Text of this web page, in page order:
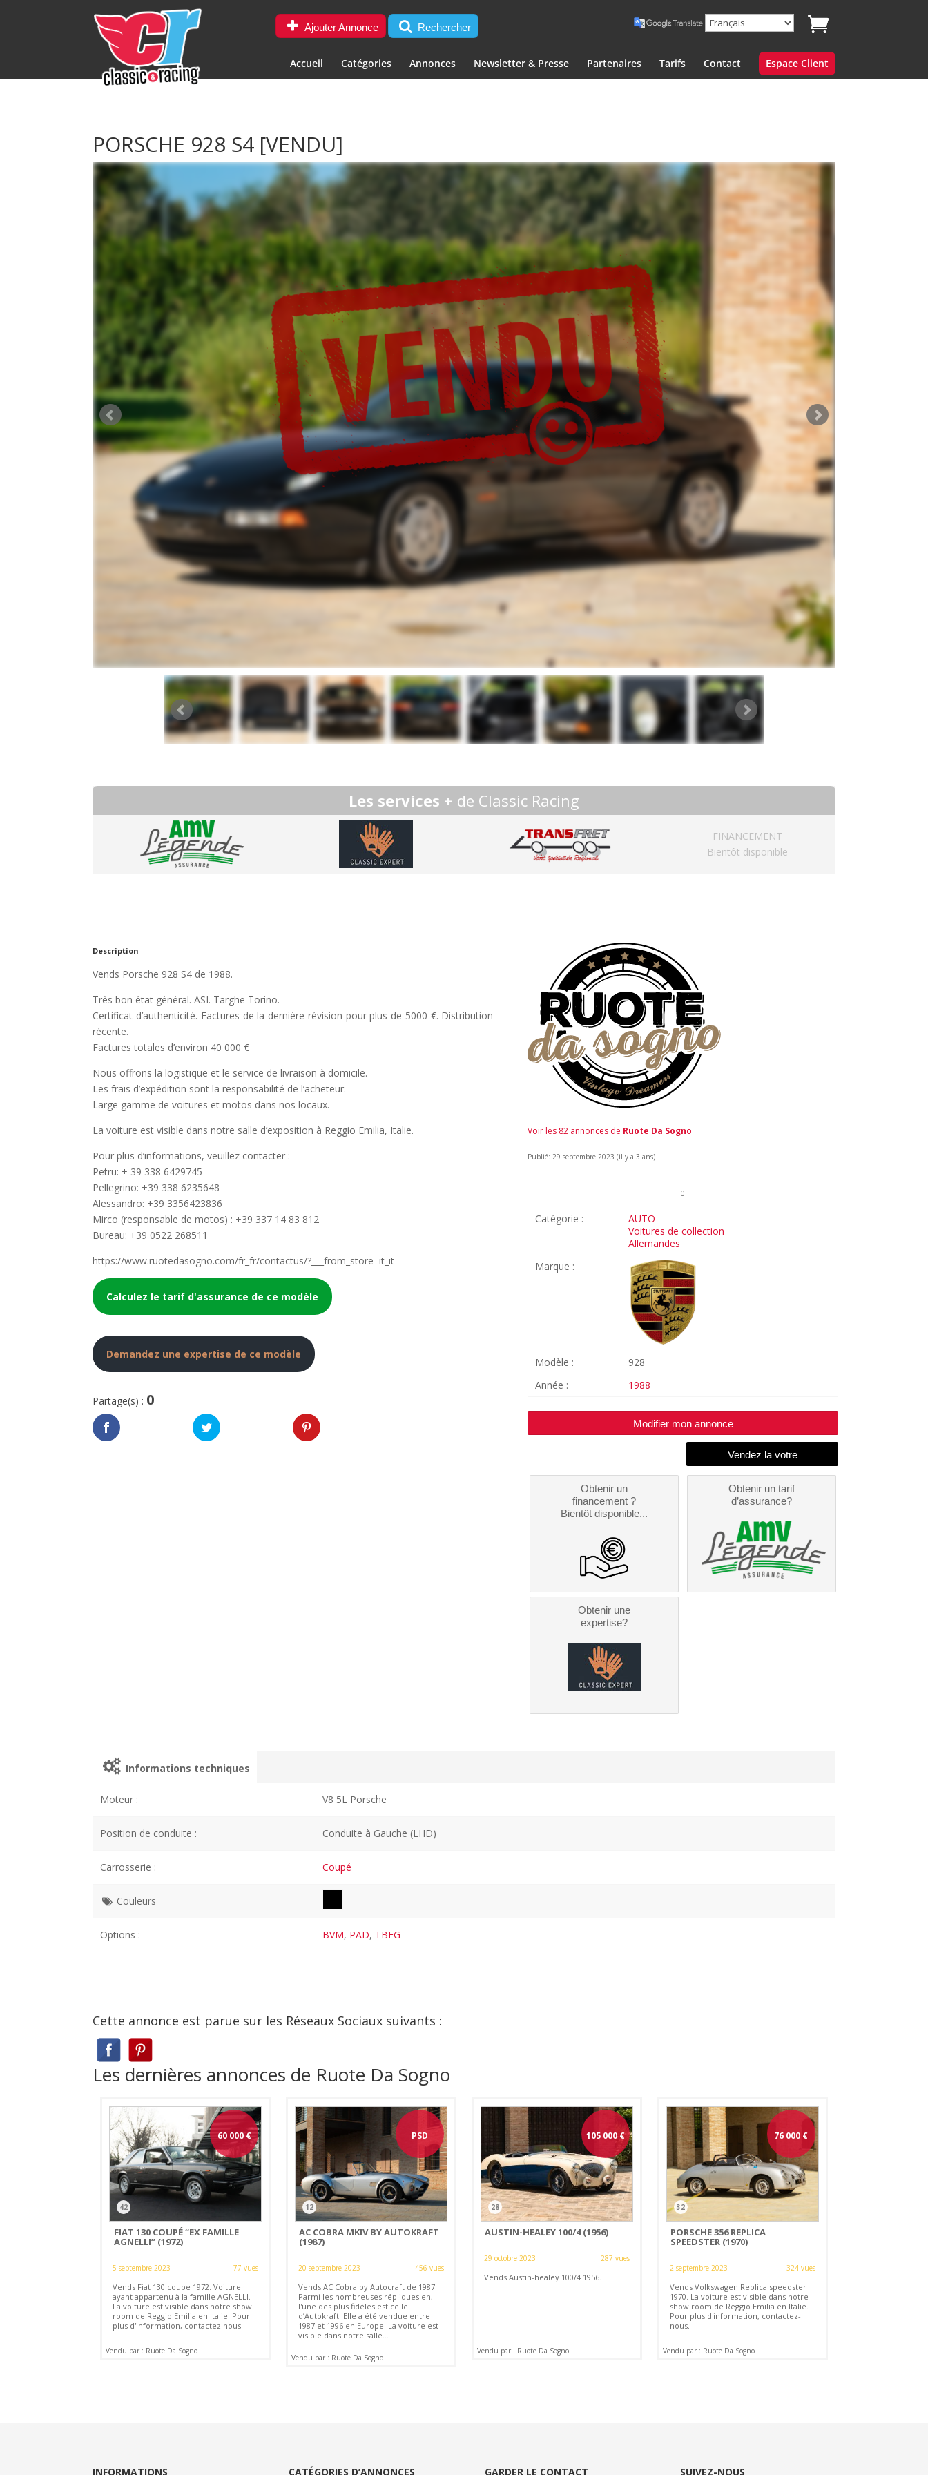
Ajouter Annonce Rechercher
Accueil Catégories Annonces Newsletter & Presse Partenaires Tarifs Contact Espace Client
PORSCHE 928 S4 [VENDU]
Les services + de Classic Racing
FINANCEMENT
Bientôt disponible
Description
Vends Porsche 928 S4 de 1988.
Très bon état général. ASI. Targhe Torino.
Certificat d’authenticité. Factures de la dernière révision pour plus de 5000 €. Distribution
récente.
Factures totales d’environ 40 000 €
Nous offrons la logistique et le service de livraison à domicile.
Les frais d’expédition sont la responsabilité de l’acheteur.
Large gamme de voitures et motos dans nos locaux.
La voiture est visible dans notre salle d’exposition à Reggio Emilia, Italie.
Pour plus d’informations, veuillez contacter :
Petru: + 39 338 6429745
Pellegrino: +39 338 6235648
Alessandro: +39 3356423836
Mirco (responsable de motos) : +39 337 14 83 812
Bureau: +39 0522 268511
https://www.ruotedasogno.com/fr_fr/contactus/?___from_store=it_it
Calculez le tarif d'assurance de ce modèle
Demandez une expertise de ce modèle
Partage(s) : 0
Voir les 82 annonces de Ruote Da Sogno
Publié: 29 septembre 2023 (il y a 3 ans)
0
Catégorie :
AUTO
Voitures de collection
Allemandes
Marque :
Modèle :
928
Année :
1988
Modifier mon annonce
Obtenir un
financement ?
Bientôt disponible...
Obtenir un tarif
d’assurance?
Obtenir une
expertise?
Informations techniques
Moteur : V8 5L Porsche
Position de conduite : Conduite à Gauche (LHD)
Carrosserie : Coupé
Couleurs
Options : BVM, PAD, TBEG
Cette annonce est parue sur les Réseaux Sociaux suivants :
Les dernières annonces de Ruote Da Sogno
60 000€
42
FIAT 130 COUPÉ “EX FAMILLE
AGNELLI” (1972)
5 septembre 2023 77 vues
Vends Fiat 130 coupe 1972. Voiture
ayant appartenu à la famille AGNELLI.
La voiture est visible dans notre show
room de Reggio Emilia en Italie. Pour
plus d'information, contactez nous.
Vendu par : Ruote Da Sogno
PSD
12
AC COBRA MKIV BY AUTOKRAFT
(1987)
20 septembre 2023 456 vues
Vends AC Cobra by Autocraft de 1987.
Parmi les nombreuses répliques en,
l'une des plus fidèles est celle
d’Autokraft. Elle a été vendue entre
1987 et 1996 en Europe. La voiture est
visible dans notre salle...
Vendu par : Ruote Da Sogno
105 000€
28
AUSTIN-HEALEY 100/4 (1956)
29 octobre 2023 287 vues
Vends Austin-healey 100/4 1956.
Vendu par : Ruote Da Sogno
76 000 €
32
PORSCHE 356 REPLICA
SPEEDSTER (1970)
2 septembre 2023 324 vues
Vends Volkswagen Replica speedster
1970. La voiture est visible dans notre
show room de Reggio Emilia en Italie.
Pour plus d'information, contactez-
nous.
Vendu par : Ruote Da Sogno
INFORMATIONS CATÉGORIES D’ANNONCES GARDER LE CONTACT SUIVEZ-NOUS